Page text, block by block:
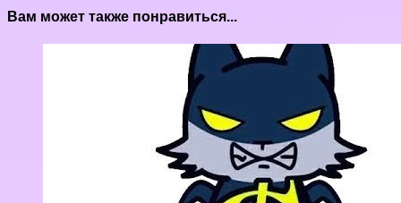
Вам может также понравиться...